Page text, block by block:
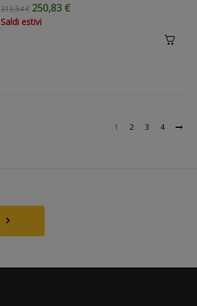
313,54 € 250,83 €
Saldi estivi
1 2 3 4